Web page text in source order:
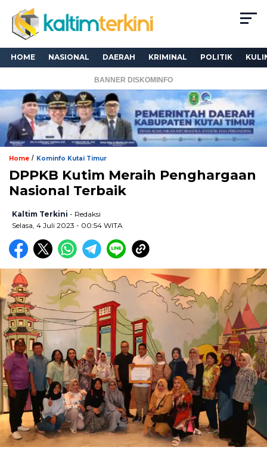
HOME NASIONAL DAERAH KRIMINAL POLITIK
BANNER DISKOMINFO
Home / Kominfo Kutai Timur
DPPKB Kutim Meraih Penghargaan
Nasional Terbaik
Kaltim Terkini - Redaksi
Selasa, 4 Juli 2023 - 00:54 WITA